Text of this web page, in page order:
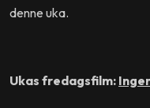
denne uka.
Ukas fredagsfilm: